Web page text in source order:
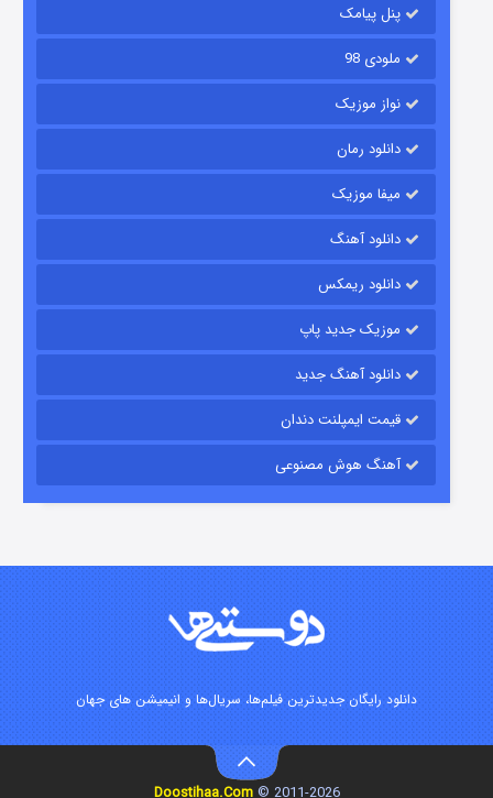
قسمت۱۵ (دوبله) منتشر شد
پنل پیامک
ملودی 98
نواز موزیک
دانلود رمان
میفا موزیک
دانلود آهنگ
دانلود ریمکس
موزیک جدید پاپ
دانلود آهنگ جدید
قیمت ایمپلنت دندان
آهنگ هوش مصنوعی
دانلود رایگان جدیدترین فیلم‌ها، سریال‌ها و انیمیشن های جهان
2011-2026 ©
Doostihaa.Com